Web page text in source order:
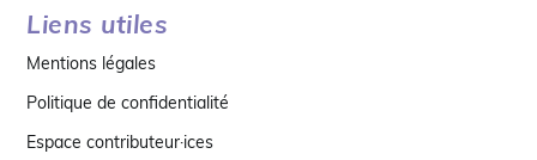
Liens utiles
Mentions légales
Politique de confidentialité
Espace contributeur·ices